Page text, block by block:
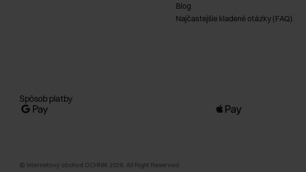
Blog
Najčastejšie kladené otázky (FAQ)
Spôsob platby
© Internetový obchod OCHNIK 2026 . All Right Reserved.